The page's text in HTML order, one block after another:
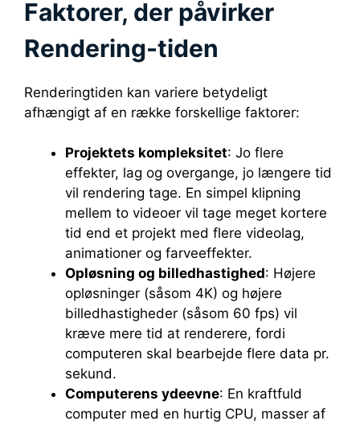
Faktorer, der påvirker
Rendering-tiden
Renderingtiden kan variere betydeligt
afhængigt af en række forskellige faktorer:
Projektets kompleksitet: Jo flere
effekter, lag og overgange, jo længere tid
vil rendering tage. En simpel klipning
mellem to videoer vil tage meget kortere
tid end et projekt med flere videolag,
animationer og farveeffekter.
Opløsning og billedhastighed: Højere
opløsninger (såsom 4K) og højere
billedhastigheder (såsom 60 fps) vil
kræve mere tid at renderere, fordi
computeren skal bearbejde flere data pr.
sekund.
Computerens ydeevne: En kraftfuld
computer med en hurtig CPU, masser af